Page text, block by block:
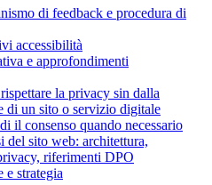
di feedback e procedura di
accessibilità
e approfondimenti
la privacy sin dalla
di un sito o servizio digitale
il consenso quando necessario
del sito web: architettura,
riferimenti DPO
e strategia